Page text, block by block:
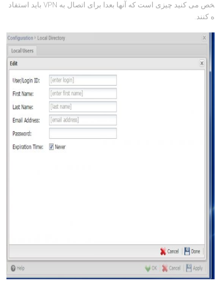
خص می کنید چیزی است که آنها بعدا برای اتصال به VPN باید استفاد
ه کنند.